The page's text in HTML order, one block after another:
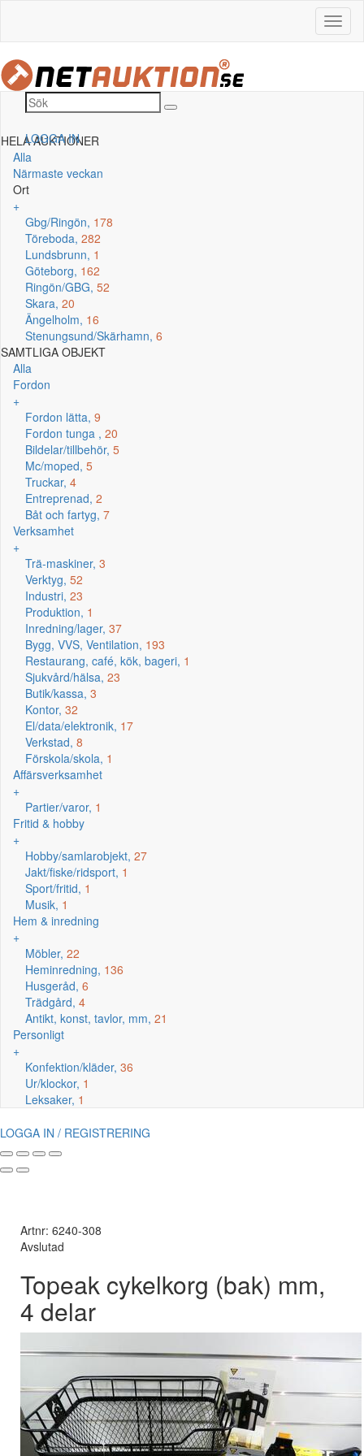
LOGGA IN
HELA AUKTIONER
Alla
Närmaste veckan
Ort
+
Gbg/Ringön, 178
Töreboda, 282
Lundsbrunn, 1
Göteborg, 162
Ringön/GBG, 52
Skara, 20
Ängelholm, 16
Stenungsund/Skärhamn, 6
SAMTLIGA OBJEKT
Alla
Fordon
+
Fordon lätta, 9
Fordon tunga , 20
Bildelar/tillbehör, 5
Mc/moped, 5
Truckar, 4
Entreprenad, 2
Båt och fartyg, 7
Verksamhet
+
Trä-maskiner, 3
Verktyg, 52
Industri, 23
Produktion, 1
Inredning/lager, 37
Bygg, VVS, Ventilation, 193
Restaurang, café, kök, bageri, 1
Sjukvård/hälsa, 23
Butik/kassa, 3
Kontor, 32
El/data/elektronik, 17
Verkstad, 8
Förskola/skola, 1
Affärsverksamhet
+
Partier/varor, 1
Fritid & hobby
+
Hobby/samlarobjekt, 27
Jakt/fiske/ridsport, 1
Sport/fritid, 1
Musik, 1
Hem & inredning
+
Möbler, 22
Heminredning, 136
Husgeråd, 6
Trädgård, 4
Antikt, konst, tavlor, mm, 21
Personligt
+
Konfektion/kläder, 36
Ur/klockor, 1
Leksaker, 1
LOGGA IN / REGISTRERING
Artnr: 6240-308
Avslutad
Topeak cykelkorg (bak) mm,
4 delar